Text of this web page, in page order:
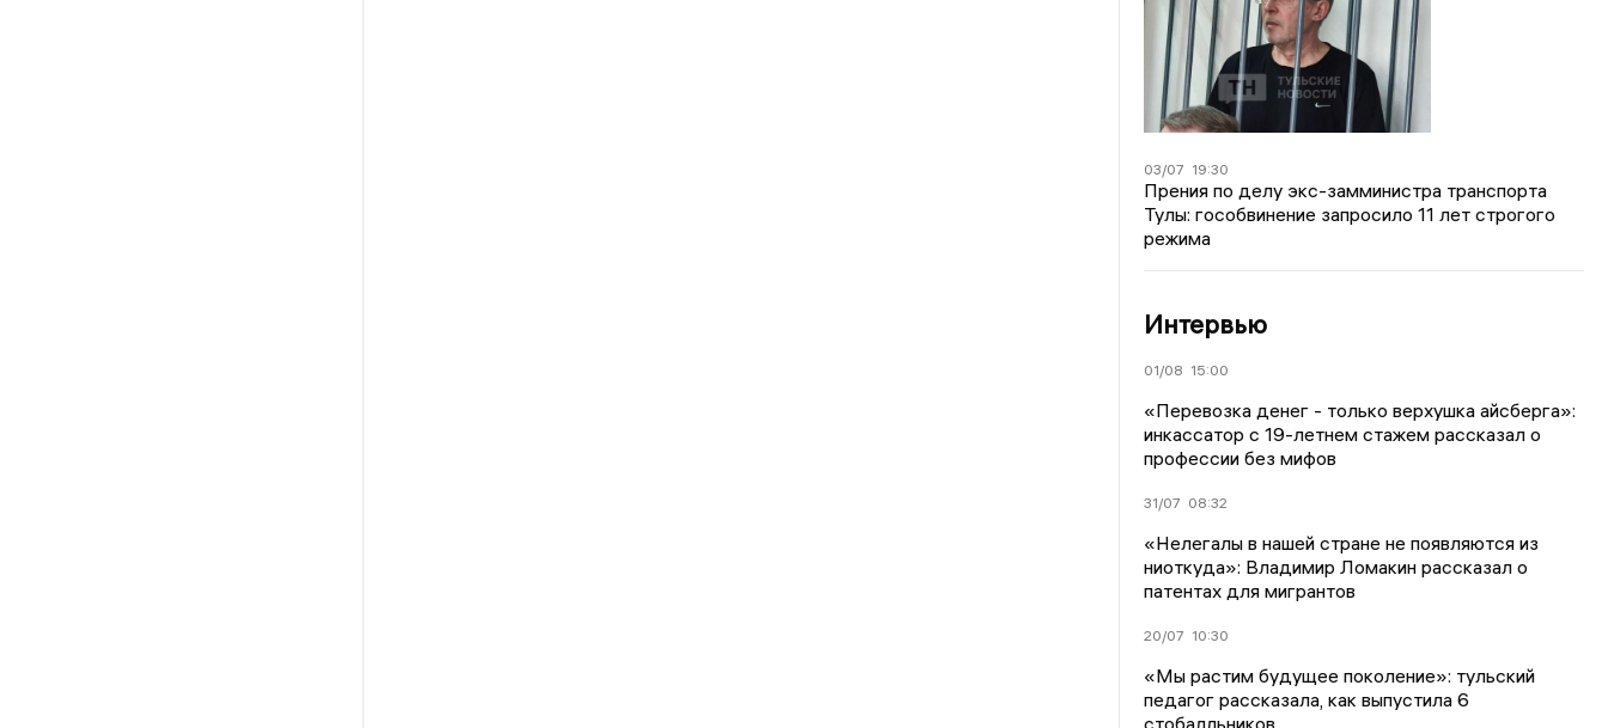
03/07 19:30
Прения по делу экс-замминистра транспорта
Тулы: гособвинение запросило 11 лет строгого
режима
Интервью
01/08 15:00
«Перевозка денег - только верхушка айсберга»:
инкассатор с 19-летнем стажем рассказал о
профессии без мифов
31/07 08:32
«Нелегалы в нашей стране не появляются из
ниоткуда»: Владимир Ломакин рассказал о
патентах для мигрантов
20/07 10:30
«Мы растим будущее поколение»: тульский
педагог рассказала, как выпустила 6
стобалльников